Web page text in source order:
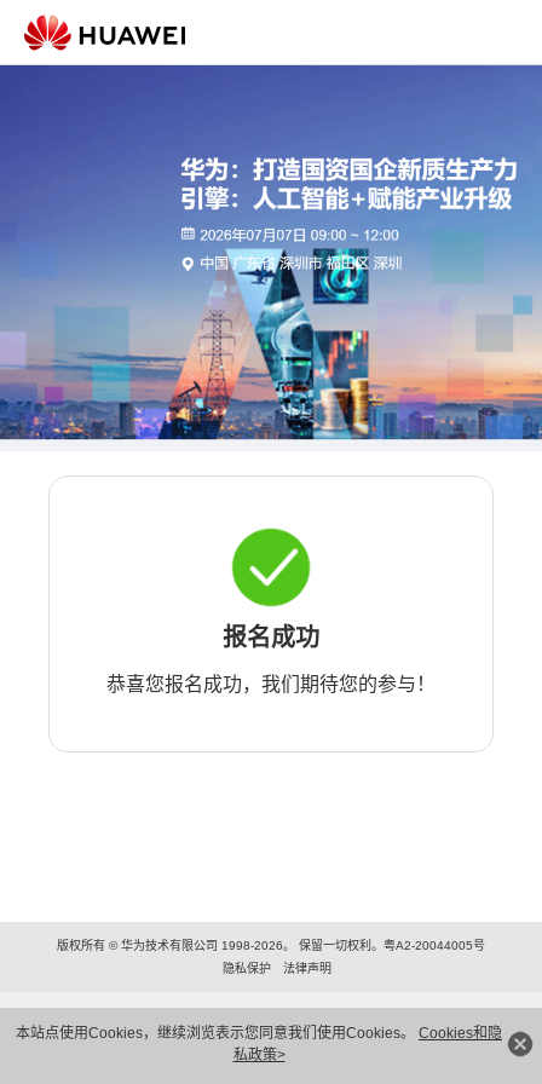
本站点使用Cookies，继续浏览表示您同意我们使用Cookies。 Cookies和隐
私政策>
报名成功
恭喜您报名成功，我们期待您的参与！
版权所有 © 华为技术有限公司 1998-2026。 保留一切权利。粤A2-20044005号
隐私保护
法律声明